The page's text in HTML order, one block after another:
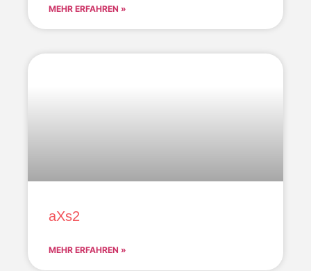
MEHR ERFAHREN »
aXs2
MEHR ERFAHREN »